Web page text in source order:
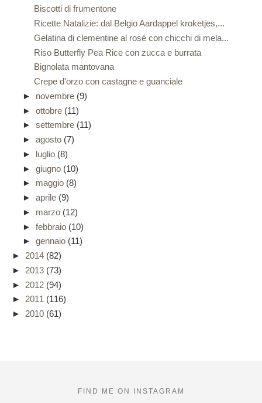
Biscotti di frumentone
Ricette Natalizie: dal Belgio Aardappel kroketjes,...
Gelatina di clementine al rosé con chicchi di mela...
Riso Butterfly Pea Rice con zucca e burrata
Bignolata mantovana
Crepe d'orzo con castagne e guanciale
► novembre (9)
► ottobre (11)
► settembre (11)
► agosto (7)
► luglio (8)
► giugno (10)
► maggio (8)
► aprile (9)
► marzo (12)
► febbraio (10)
► gennaio (11)
► 2014 (82)
► 2013 (73)
► 2012 (94)
► 2011 (116)
► 2010 (61)